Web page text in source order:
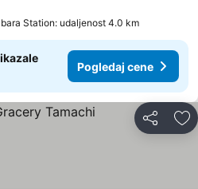
Station: udaljenost 4.0 km
Pogledaj cene
Deli